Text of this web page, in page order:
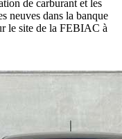
de carburant et les
neuves dans la banque
le site de la FEBIAC à